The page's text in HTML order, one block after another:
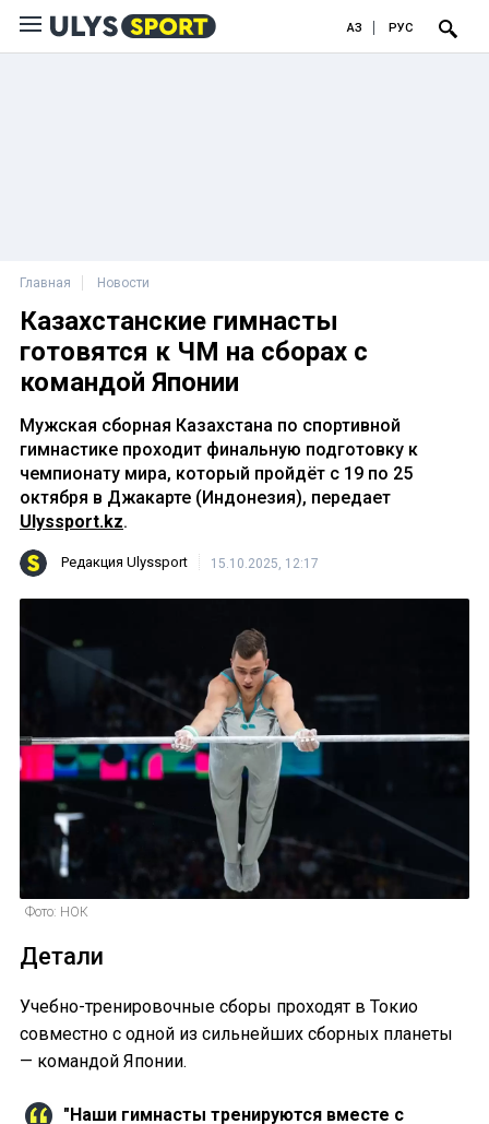
ҚАЗ РУС
Главная Новости
Казахстанские гимнасты
готовятся к ЧМ на сборах с
командой Японии
Мужская сборная Казахстана по спортивной
гимнастике проходит финальную подготовку к
чемпионату мира, который пройдёт с 19 по 25
октября в Джакарте (Индонезия), передает
Ulyssport.kz.
Редакция Ulyssport 15.10.2025, 12:17
Фото: НОК
Детали
Учебно-тренировочные сборы проходят в Токио
совместно с одной из сильнейших сборных планеты
— командой Японии.
"Наши гимнасты тренируются вместе с